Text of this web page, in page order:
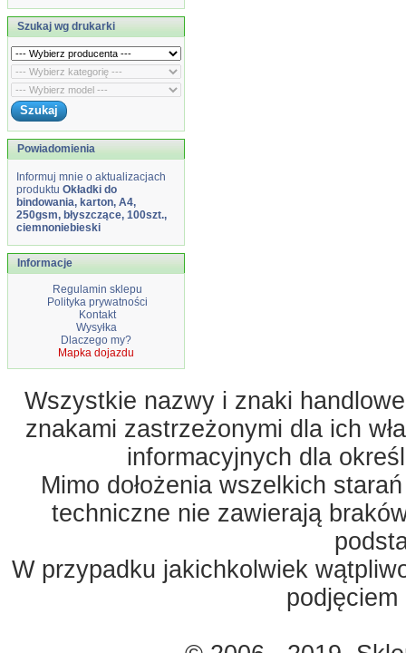
Szukaj wg drukarki
Powiadomienia
Informuj mnie o aktualizacjach
produktu Okładki do
bindowania, karton, A4,
250gsm, błyszczące, 100szt.,
ciemnoniebieski
Informacje
Regulamin sklepu
Polityka prywatności
Kontakt
Wysyłka
Dlaczego my?
Mapka dojazdu
Wszystkie nazwy i znaki
znakami zastrzeżonymi dla ich
informacyjnych dla
Mimo dołożenia wszelkich
techniczne nie zawierają
W przypadku jakichkolwiek